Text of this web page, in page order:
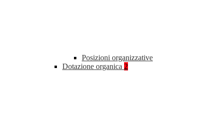
Posizioni organizzative
Dotazione organica 2